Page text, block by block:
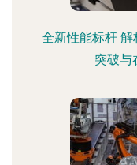
全新性能标杆
突破与